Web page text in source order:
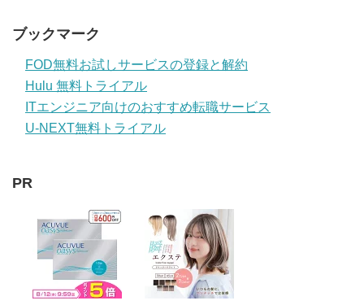
ブックマーク
FOD無料お試しサービスの登録と解約
Hulu 無料トライアル
ITエンジニア向けのおすすめ転職サービス
U-NEXT無料トライアル
PR